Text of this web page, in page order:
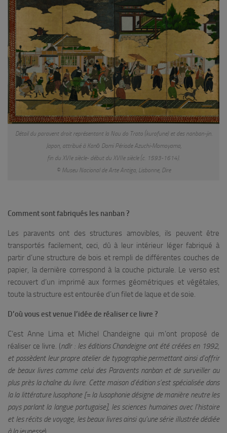
Détail du paravent droit représentant la Nau do Trato (kurofune) et des nanban-jin.
Japon, attribué à Kanō Domi Période Azuchi-Momoyama,
fin du XVIe siècle- début du XVIIe siècle (c. 1593-1614).
© Museu Nacional de Arte Antiga, Lisbonne, Dire
Comment sont fabriqués les nanban ?
Les paravents ont des structures amovibles, ils peuvent être
transportés facilement, ceci, dû à leur intérieur léger fabriqué à
partir d’une structure de bois et rempli de différentes couches de
papier, la dernière correspond à la couche picturale. Le verso est
recouvert d’un imprimé aux formes géométriques et végétales,
toute la structure est entourée d’un filet de laque et de soie.
D’où vous est venue l’idée de réaliser ce livre ?
C’est Anne Lima et Michel Chandeigne qui m’ont proposé de
réaliser ce livre. (ndlr : les éditions Chandeigne ont été créées en 1992,
et possèdent leur propre atelier de typographie permettant ainsi d’offrir
de beaux livres comme celui des Paravents nanban et de surveiller au
plus près la chaîne du livre. Cette maison d’édition s’est spécialisée dans
la la littérature lusophone [= la lusophonie désigne de manière neutre les
pays parlant la langue portugaise], les sciences humaines avec l’histoire
et les récits de voyage, les beaux livres ainsi qu’une série illustrée dédiée